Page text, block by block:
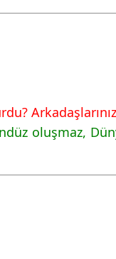
oluşmaz,